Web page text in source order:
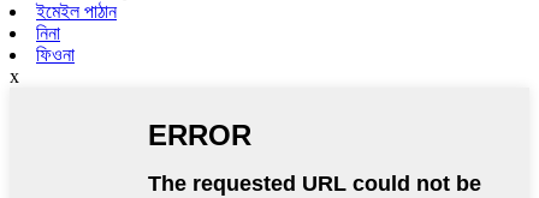
ইমেইল পাঠান
নিনা
ফিওনা
x